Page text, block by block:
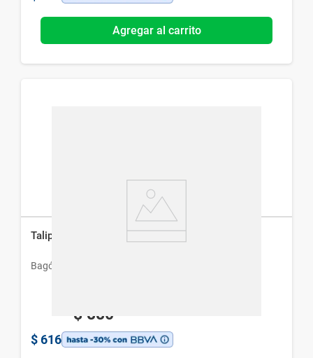
Agregar al carrito
Talipectín N Estreptomicina x 10 Comp
Bagó
$ 880
$ 616